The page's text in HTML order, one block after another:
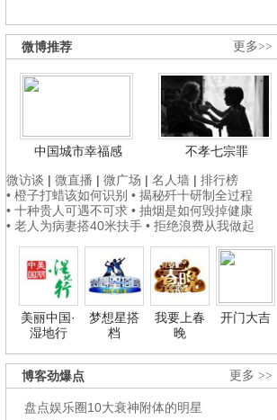
更多>>
微博推荐
中国城市幸福感
不孝七宗罪
微访谈 | 微直播 | 微广场 | 名人墙 | 排行榜
• 橙子打蜡该如何识别 • 揭秘歼十研制全过程
• 十种贵人可遇不可求 • 抽烟是如何毁掉健康
• 老人为病妻搭40米扶手 • 拒绝浪费从我做起
美丽中国·
湿地行
梦想星搭
档
我要上春
晚
开门大吉
更多 >>
博客劲爆点
盘点娱乐圈10大衰神附体的明星